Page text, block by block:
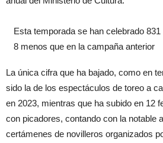
Esta temporada se han celebrado
8 menos que en la campaña anterior
La única cifra que ha bajado, como en
sido la de los espectáculos de toreo a
en 2023, mientras que ha subido en 12
con picadores, contando con la notable
certámenes de novilleros organizados